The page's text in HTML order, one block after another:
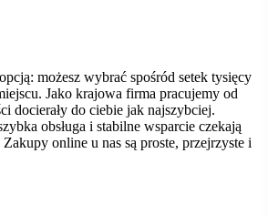
możesz wybrać spośród setek tysięcy
Jako krajowa firma pracujemy od
docierały do ciebie jak najszybciej.
obsługa i stabilne wsparcie czekają
online u nas są proste, przejrzyste i